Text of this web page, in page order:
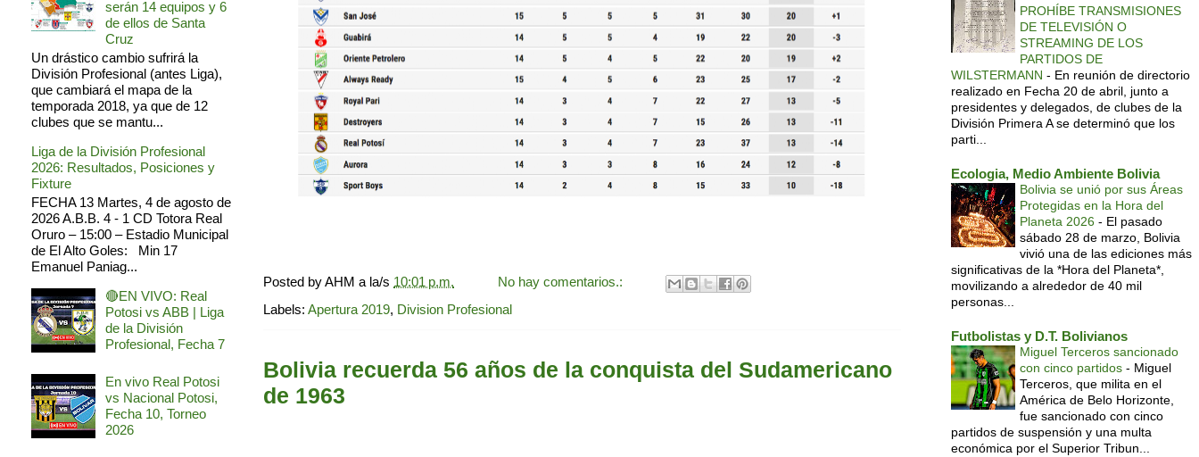
Posted byAHM a la/s 10:01 p.m.
No hay comentarios.:
Labels: Apertura 2019, Division Profesional
Bolivia recuerda 56 años de la conquista del Sudamericano
de 1963
serán 14 equipos y 6
de ellos de Santa
Cruz
Un drástico cambio sufrirá la
División Profesional (antes Liga),
que cambiará el mapa de la
temporada 2018, ya que de 12
clubes que se mantu...
Liga de la División Profesional
2026: Resultados, Posiciones y
Fixture
FECHA 13 Martes, 4 de agosto de
2026 A.B.B. 4 - 1 CD Totora Real
Oruro – 15:00 – Estadio Municipal
de El Alto Goles: Min 17
Emanuel Paniag...
🔴EN VIVO: Real
Potosi vs ABB | Liga
de la División
Profesional, Fecha 7
En vivo Real Potosi
vs Nacional Potosi,
Fecha 10, Torneo
2026
PROHÍBE TRANSMISIONES
DE TELEVISIÓN O
STREAMING DE LOS
PARTIDOS DE
WILSTERMANN - En reunión de directorio
realizado en Fecha 20 de abril, junto a
presidentes y delegados, de clubes de la
División Primera A se determinó que los
parti...
Ecologia, Medio Ambiente Bolivia
Bolivia se unió por sus Áreas
Protegidas en la Hora del
Planeta 2026 - El pasado
sábado 28 de marzo, Bolivia
vivió una de las ediciones más
significativas de la *Hora del Planeta*,
movilizando a alrededor de 40 mil
personas...
Futbolistas y D.T. Bolivianos
Miguel Terceros sancionado
con cinco partidos - Miguel
Terceros, que milita en el
América de Belo Horizonte,
fue sancionado con cinco
partidos de suspensión y una multa
económica por el Superior Tribun...